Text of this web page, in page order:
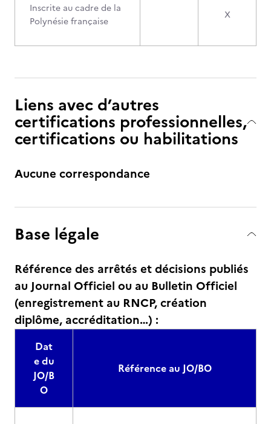
Inscrite au cadre de la
Polynésie française
X
Liens avec d’autres
certifications professionnelles,
certifications ou habilitations
Aucune correspondance
Base légale
Référence des arrêtés et décisions publiés
au Journal Officiel ou au Bulletin Officiel
(enregistrement au RNCP, création
diplôme, accréditation…) :
Dat
e du
JO/B
O
Référence au JO/BO